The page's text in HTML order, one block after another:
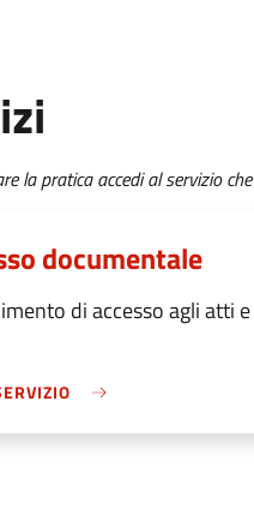
la pratica accedi al servizio
documentale
di accesso agli atti